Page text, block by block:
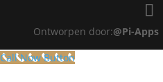
Ontworpen door:@Pi-Apps
Call Now Button